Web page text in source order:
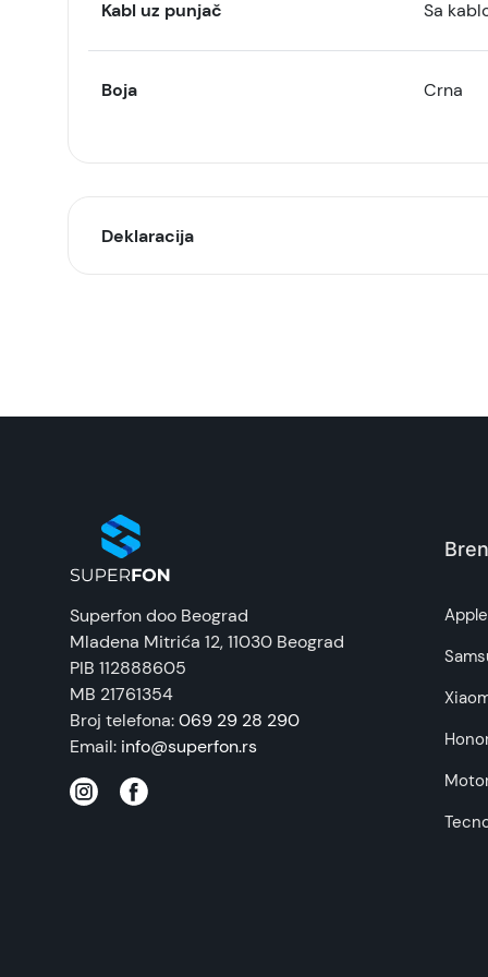
Kabl uz punjač Sa
Boja Crna
Deklaracija
Uvoznik:
Zemlja porekla:
Prava potrošača:
Napomena:
Superfon doo Beograd
Mladena Mitrića 12, 11030 Beograd
PIB 112888605
MB 21761354
Broj telefona:069 29 28 290
Email: info@superfon.rs
Apple